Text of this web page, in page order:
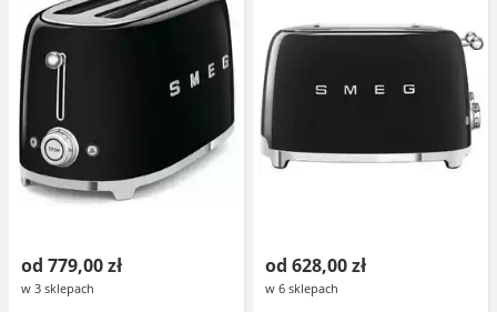
od 779,00 zł
w 3 sklepach
od 628,00 zł
w 6 sklepach